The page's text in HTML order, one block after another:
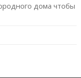
дома чтобы